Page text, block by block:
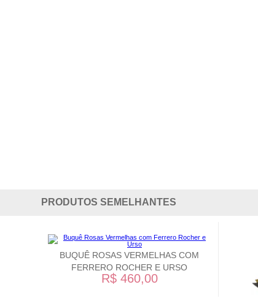
PRODUTOS SEMELHANTES
BUQUÊ ROSAS VERMELHAS COM
FERRERO ROCHER E URSO
R$ 460,00